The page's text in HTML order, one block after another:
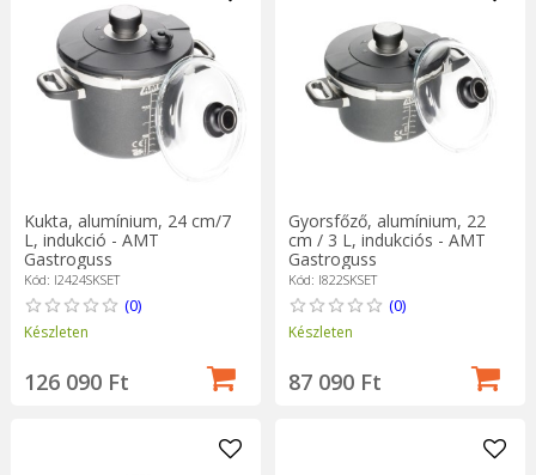
Kukta, alumínium, 24 cm/7
L, indukció - AMT
Gastroguss
Kód: I2424SKSET
(0)
Készleten
126 090 Ft
Gyorsfőző, alumínium, 22
cm / 3 L, indukciós - AMT
Gastroguss
Kód: I822SKSET
(0)
Készleten
87 090 Ft